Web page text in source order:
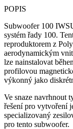
POPIS
Subwoofer 100
systém řady 100.
reproduktorem z
aerodynamickým
lze nainstalovat
profilovou
výkonný jako
Ve snaze navrhnout
řešení pro vytvoření
specializovaný
pro tento subwoofer.